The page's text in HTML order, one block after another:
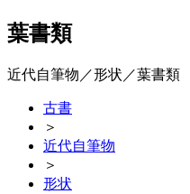
葉書類
近代自筆物／形状／葉書類
古書
＞
近代自筆物
＞
形状